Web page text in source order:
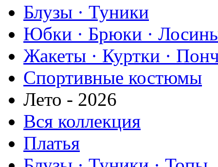
Блузы · Туники
Юбки · Брюки ·
Жакеты · Куртки ·
Спортивные костюмы
Лето - 2026
Вся коллекция
Платья